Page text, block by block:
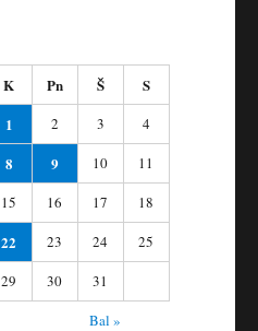
K Pn Š
S
1
2 3 4
8 9 10
11
15 16 17 18
22 23 24 25
29 30
31
Bal »